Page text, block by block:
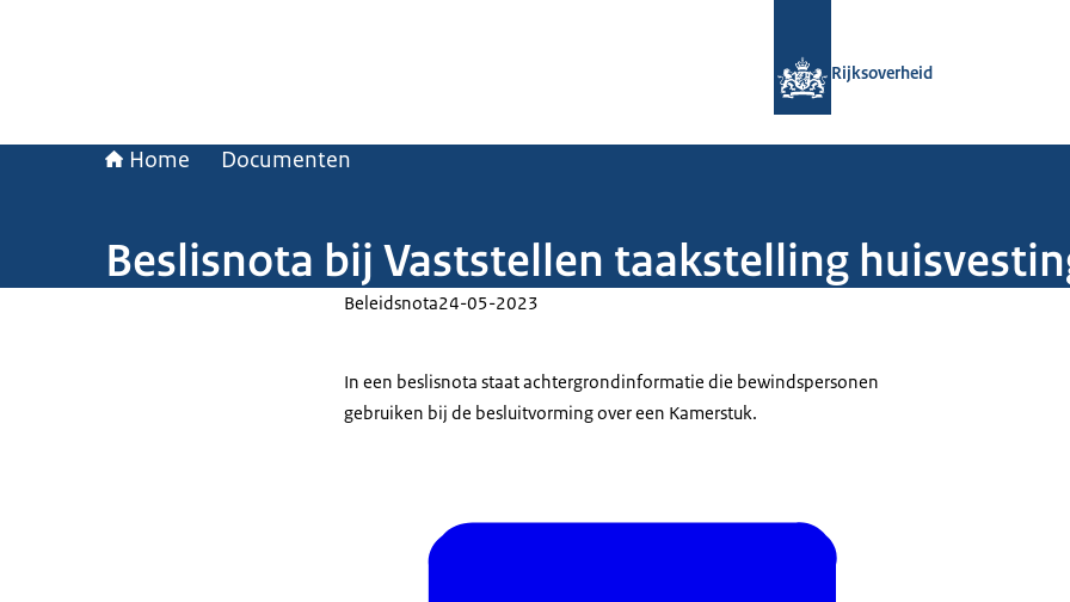
Rijksoverheid
Home Documenten
Beslisnota bij Vaststellen taakstelling
Beleidsnota24-05-2023
In een beslisnota staat achtergrondinformatie die bewindspersonen
gebruiken bij de besluitvorming over een Kamerstuk.